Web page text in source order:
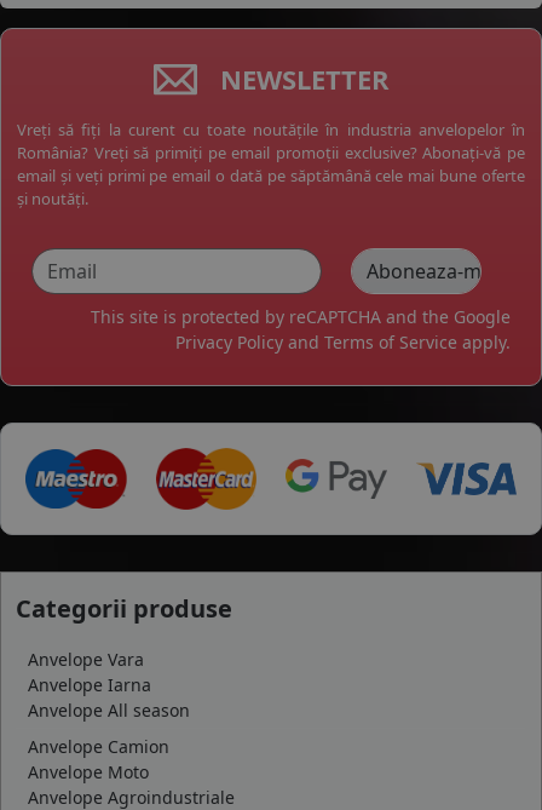
NEWSLETTER
Vreți să fiți la curent cu toate noutățile în industria anvelopelor în
România? Vreți să primiți pe email promoții exclusive? Abonați-vă pe
email și veți primi pe email o dată pe săptămână cele mai bune oferte
și noutăți.
This site is protected by reCAPTCHA and the Google
Privacy Policy and Terms of Service apply.
Categorii produse
Anvelope Vara
Anvelope Iarna
Anvelope All season
Anvelope Camion
Anvelope Moto
Anvelope Agroindustriale